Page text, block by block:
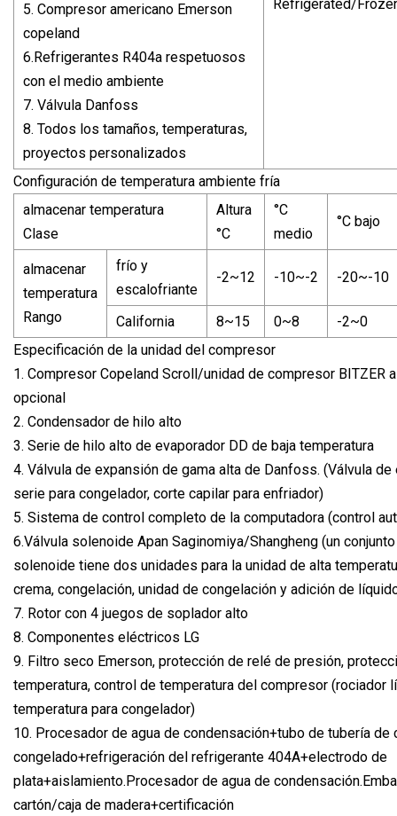
5. Compresor americano Emerson
copeland
6.Refrigerantes R404a respetuosos
con el medio ambiente
7. Válvula Danfoss
8. Todos los tamaños, temperaturas,
proyectos personalizados
Configuración de temperatura ambiente fría
almacenar temperatura
Clase
Altura
°C
°C
medio
°C bajo
almacenar
temperatura
Rango
frío y
escalofriante
-2~12 -10~-2 -20~-10
California 8~15 0~8
-2~0
Especificación de la unidad del compresor
1. Compresor Copeland Scroll/unidad de compresor BITZER
opcional
2. Condensador de hilo alto
3. Serie de hilo alto de evaporador DD de baja temperatura
4. Válvula de expansión de gama alta de Danfoss. (Válvula
serie para congelador, corte capilar para enfriador)
5. Sistema de control completo de la computadora (control
6.Válvula solenoide Apan Saginomiya/Shangheng (un
solenoide tiene dos unidades para la unidad de alta
crema, congelación, unidad de congelación y adición de
7. Rotor con 4 juegos de soplador alto
8. Componentes eléctricos LG
9. Filtro seco Emerson, protección de relé de presión,
temperatura, control de temperatura del compresor (rociador
temperatura para congelador)
10. Procesador de agua de condensación+tubo de tubería de
congelado+refrigeración del refrigerante 404A+electrodo de
plata+aislamiento.Procesador de agua de
cartón/caja de madera+certificación